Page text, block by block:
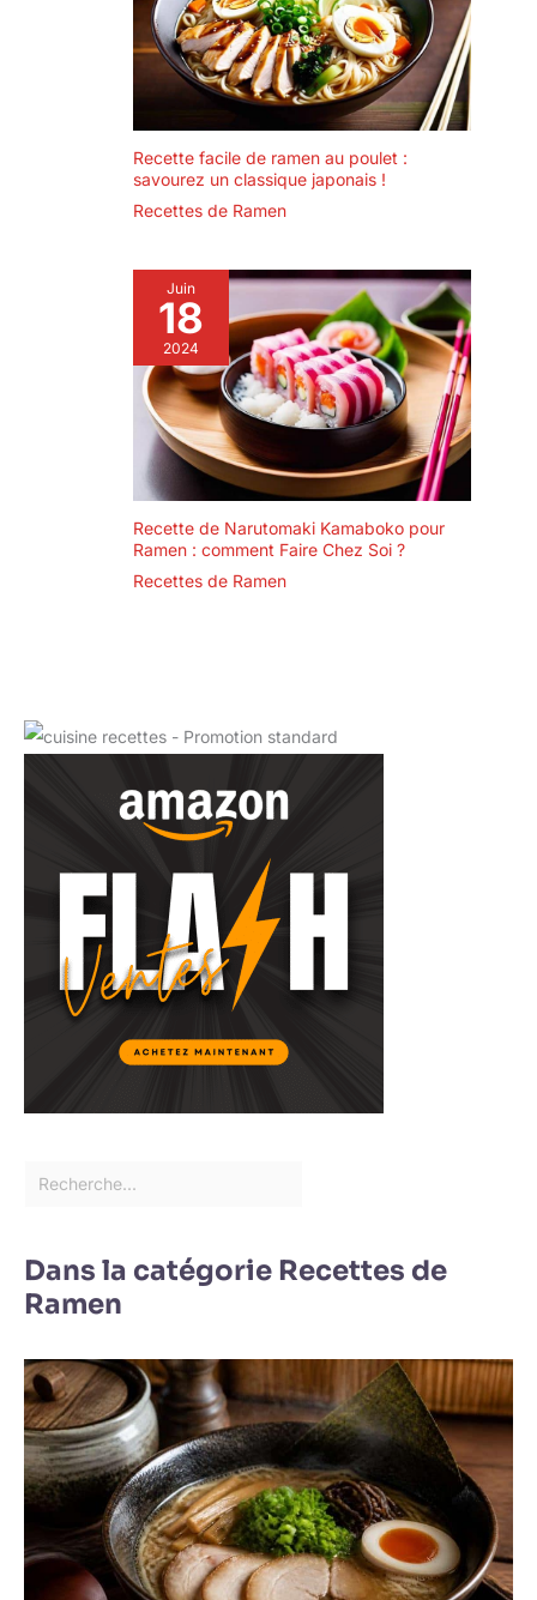
terre légère et bien
drainée, et des
arrosages réguliers
sans excès.
RÉCOLTE EN
ENVIRON 95–100
JOURS – Semis au
gelées. Récolte
progressive des
piments verts ou
rouges environ 95 à
100 jours après le
semis, en fonction
des conditions de
culture. SACHET
CHIA TAI HOME
GARDEN – Sachet
de graines d’origine
Chia Tai Home
véritables piments
Recette facile de ramen au poulet :
savourez un classique japonais !
Recettes de Ramen
Juin
18
2024
Recette de Narutomaki Kamaboko pour
Ramen : comment Faire Chez Soi ?
Recettes de Ramen
Dans la catégorie Recettes de
Ramen